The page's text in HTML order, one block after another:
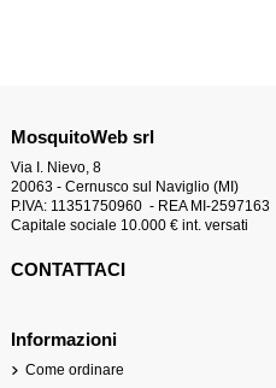
MosquitoWeb srl
Via I. Nievo, 8
20063 - Cernusco sul Naviglio (MI)
P.IVA: 11351750960 - REA MI-2597163
Capitale sociale 10.000 € int. versati
CONTATTACI
Informazioni
Come ordinare